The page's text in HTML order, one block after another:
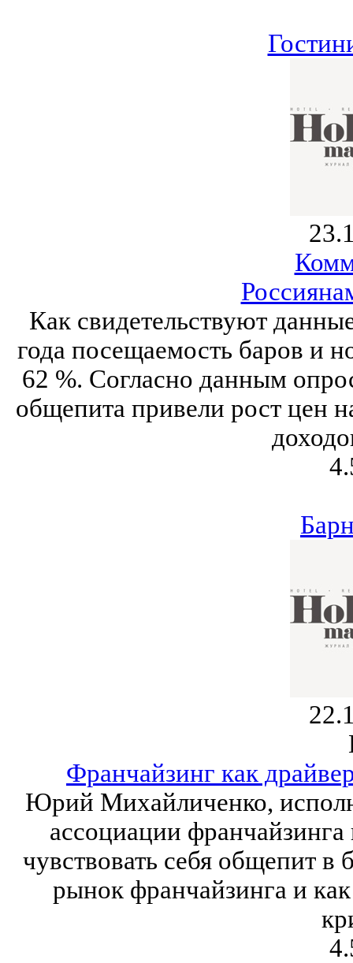
Как свидетельствуют
года посещаемость баров и
62 %. Согласно данным
общепита привели рост цен
Франчайзинг как
Юрий Михайличенко,
ассоциации
чувствовать себя общепит
рынок франчайзинга и